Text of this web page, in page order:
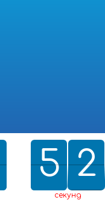
0
5
5
0 2
1
1
2
секунд